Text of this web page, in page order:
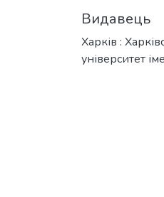
Видавець
Харків :
університет